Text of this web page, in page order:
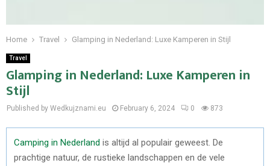
Home Travel Glamping in Nederland: Luxe Kamperen in Stijl
Travel
Glamping in Nederland: Luxe Kamperen in
Stijl
Published by Wedkujznami.eu February 6, 2024 0 873
Camping in Nederland is altijd al populair geweest. De
prachtige natuur, de rustieke landschappen en de vele